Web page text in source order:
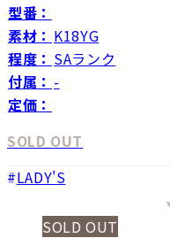
型番：
素材： K18YG
程度： SAランク
付属： -
定価：
SOLD OUT
LADY'S
SOLD OUT